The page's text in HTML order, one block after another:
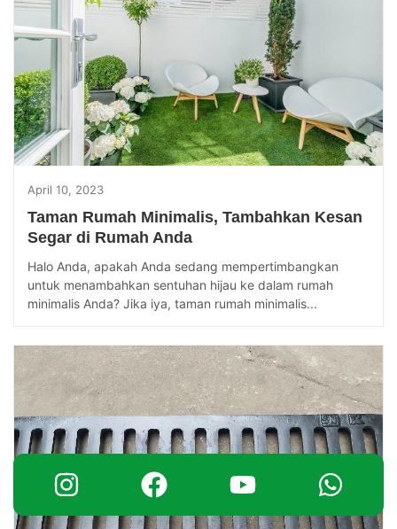
April 10, 2023
Taman Rumah Minimalis, Tambahkan Kesan
Segar di Rumah Anda
Halo Anda, apakah Anda sedang mempertimbangkan
untuk menambahkan sentuhan hijau ke dalam rumah
minimalis Anda? Jika iya, taman rumah minimalis...